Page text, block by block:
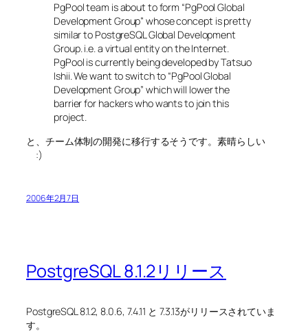
PgPool team is about to form “PgPool Global
Development Group” whose concept is pretty
similar to PostgreSQL Global Development
Group. i.e. a virtual entity on the Internet.
PgPool is currently being developed by Tatsuo
Ishii. We want to switch to “PgPool Global
Development Group” which will lower the
barrier for hackers who wants to join this
project.
と、チーム体制の開発に移行するそうです。素晴らしい
:)
2006年2月7日
PostgreSQL 8.1.2リリース
PostgreSQL 8.1.2, 8.0.6, 7.4.11 と 7.3.13がリリースされていま
す。